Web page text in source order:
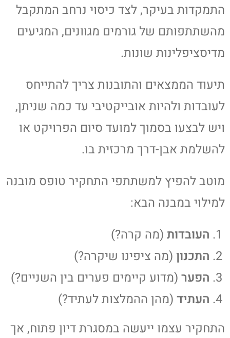
התמקדות בעיקר, לצד כיסוי נרחב המתקבל
מהשתתפותם של גורמים מגוונים, המגיעים
מדיסציפלינות שונות.
תיעוד הממצאים והתובנות צריך להתייחס
לעובדות ולהיות אובייקטיבי עד כמה שניתן,
ויש לבצעו בסמוך למועד סיום הפרויקט או
להשלמת אבן-דרך מרכזית בו.
מוטב להפיץ למשתתפי התחקיר טופס מובנה
למילוי במבנה הבא:
העובדות (מה קרה?)
התכנון (מה ציפינו שיקרה?)
הפער (מדוע קיימים פערים בין השניים?)
העתיד (מהן ההמלצות לעתיד?)
התחקיר עצמו ייעשה במסגרת דיון פתוח, אך